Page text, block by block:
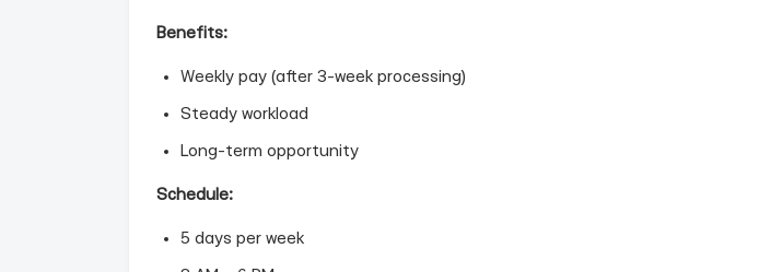
Benefits:
Weekly pay (after 3-week processing)
Steady workload
Long-term opportunity
Schedule:
5 days per week